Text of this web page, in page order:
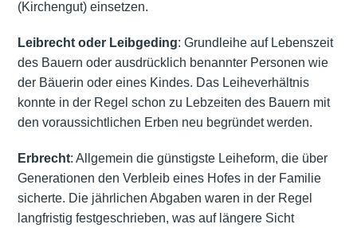
(Kirchengut) einsetzen.
Leibrecht oder Leibgeding: Grundleihe auf Lebenszeit
des Bauern oder ausdrücklich benannter Personen wie
der Bäuerin oder eines Kindes. Das Leiheverhältnis
konnte in der Regel schon zu Lebzeiten des Bauern mit
den voraussichtlichen Erben neu begründet werden.
Erbrecht: Allgemein die günstigste Leiheform, die über
Generationen den Verbleib eines Hofes in der Familie
sicherte. Die jährlichen Abgaben waren in der Regel
langfristig festgeschrieben, was auf längere Sicht